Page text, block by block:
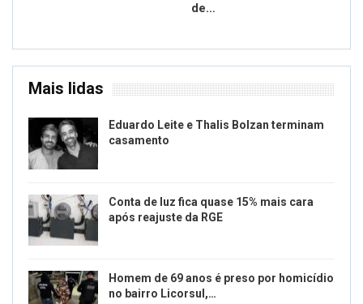
de…
Mais lidas
Eduardo Leite e Thalis Bolzan terminam
casamento
Conta de luz fica quase 15% mais cara
após reajuste da RGE
Homem de 69 anos é preso por homicídio
no bairro Licorsul,…